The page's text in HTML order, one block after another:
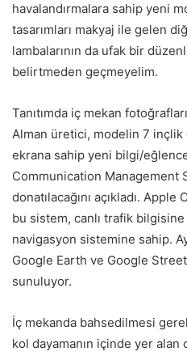
havalandırmalara sahip yeni
tasarımları makyaj ile gelen
lambalarının da ufak bir
belirtmeden geçmeyelim.
Tanıtımda iç mekan
Alman üretici, modelin 7 inçlik
ekrana sahip yeni bilgi/
Communication Management
donatılacağını açıkladı.
bu sistem, canlı trafik
navigasyon sistemine sahip.
Google Earth ve Google
sunuluyor.
İç mekanda bahsedilmesi
kol dayamanın içinde yer